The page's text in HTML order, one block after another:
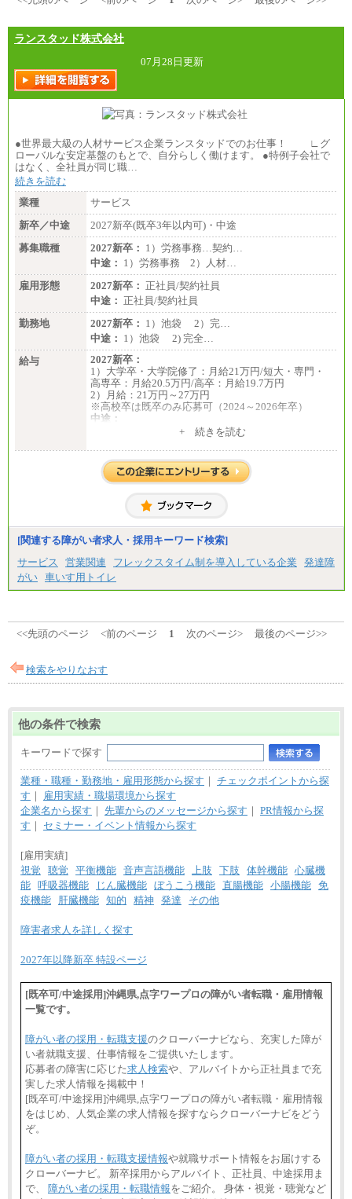
ランスタッド株式会社
07月28日更新
●世界最大級の人材サービス企業ランスタッドでのお仕事！ ∟グ
ローバルな安定基盤のもとで、自分らしく働けます。 ●特例子会社で
はなく、全社員が同じ職…
続きを読む
業種
サービス
新卒／中途
2027新卒(既卒3年以内可)・中途
募集職種
2027新卒： 1）労務事務…契約…
中途： 1）労務事務 2）人材…
雇用形態
2027新卒： 正社員/契約社員
中途： 正社員/契約社員
勤務地
2027新卒： 1）池袋 2）完…
中途： 1）池袋 2) 完全…
給与
2027新卒：
1）大学卒・大学院修了：月給21万円/短大・専門・
高専卒：月給20.5万円/高卒：月給19.7万円
2）月給：21万円～27万円
※高校卒は既卒のみ応募可（2024～2026年卒）
中途：
1）月給：21万円～25万円+ 続きを読む
[関連する障がい者求人・採用キーワード検索]
サービス
営業関連 フレックスタイム制を導入している企業
発達障
がい 車いす用トイレ
<<先頭のページ <前のページ 1 次のページ> 最後のページ>>
検索をやりなおす
他の条件で検索
キーワードで探す
業種・職種・勤務地・雇用形態から探す ｜ チェックポイントから探
す ｜
雇用実績・職場環境から探す
企業名から探す ｜ 先輩からのメッセージから探す ｜ PR情報から探
す ｜ セミナー・イベント情報から探す
[雇用実績]
視覚
聴覚 平衡機能 音声言語機能 上肢 下肢 体幹機能 心臓機
能 呼吸器機能 じん臓機能 ぼうこう機能 直腸機能 小腸機能 免
疫機能
肝臓機能 知的 精神 発達 その他
障害者求人を詳しく探す
2027年以降新卒 特設ページ
[既卒可/中途採用]沖縄県,点字ワープロの障がい者転職・雇用情報
一覧です。
障がい者の採用・転職支援のクローバーナビなら、充実した障が
い者就職支援、仕事情報をご提供いたします。
応募者の障害に応じた求人検索や、アルバイトから正社員まで充
実した求人情報を掲載中！
[既卒可/中途採用]沖縄県,点字ワープロの障がい者転職・雇用情報
をはじめ、人気企業の求人情報を探すならクローバーナビをどう
ぞ。
障がい者の採用・転職支援情報や就職サポート情報をお届けする
クローバーナビ。 新卒採用からアルバイト、正社員、中途採用ま
で、 障がい者の採用・転職情報をご紹介。 身体・視覚・聴覚など